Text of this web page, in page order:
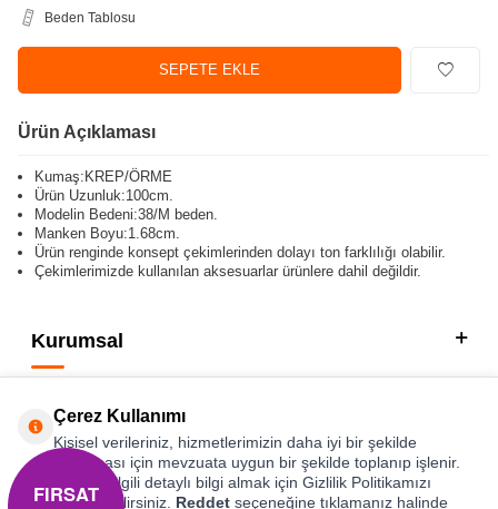
Beden Tablosu
SEPETE EKLE
Ürün Açıklaması
Kumaş:KREP/ÖRME
Ürün Uzunluk:100cm.
Modelin Bedeni:38/M beden.
Manken Boyu:1.68cm.
Ürün renginde konsept çekimlerinden dolayı ton farklılığı olabilir.
Çekimlerimizde kullanılan aksesuarlar ürünlere dahil değildir.
Kurumsal
Hızlı Erişim
Sosyal
Çerez Kullanımı
Kişisel verileriniz, hizmetlerimizin daha iyi bir şekilde
sunulması için mevzuata uygun bir şekilde toplanıp işlenir.
Konuyla ilgili detaylı bilgi almak için Gizlilik Politikamızı
inceleyebilirsiniz. Reddet seçeneğine tıklamanız halinde
FIRSAT